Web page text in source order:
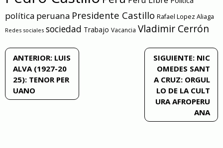
política peruana Presidente Castillo Rafael Lopez Aliaga
Redes sociales sociedad Trabajo Vacancia Vladimir Cerrón
Navegación
de
entradas
ANTERIOR: LUIS
ALVA (1927-20
25): TENOR PER
UANO
SIGUIENTE: NIC
OMEDES SANT
A CRUZ: ORGUL
LO DE LA CULT
URA AFROPERU
ANA